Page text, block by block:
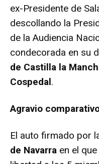
ex-Presidente de
descollando la
de la Audiencia
condecorada en su
de Castilla la
Cospedal.
Agravio
El auto firmado por
de Navarra en el